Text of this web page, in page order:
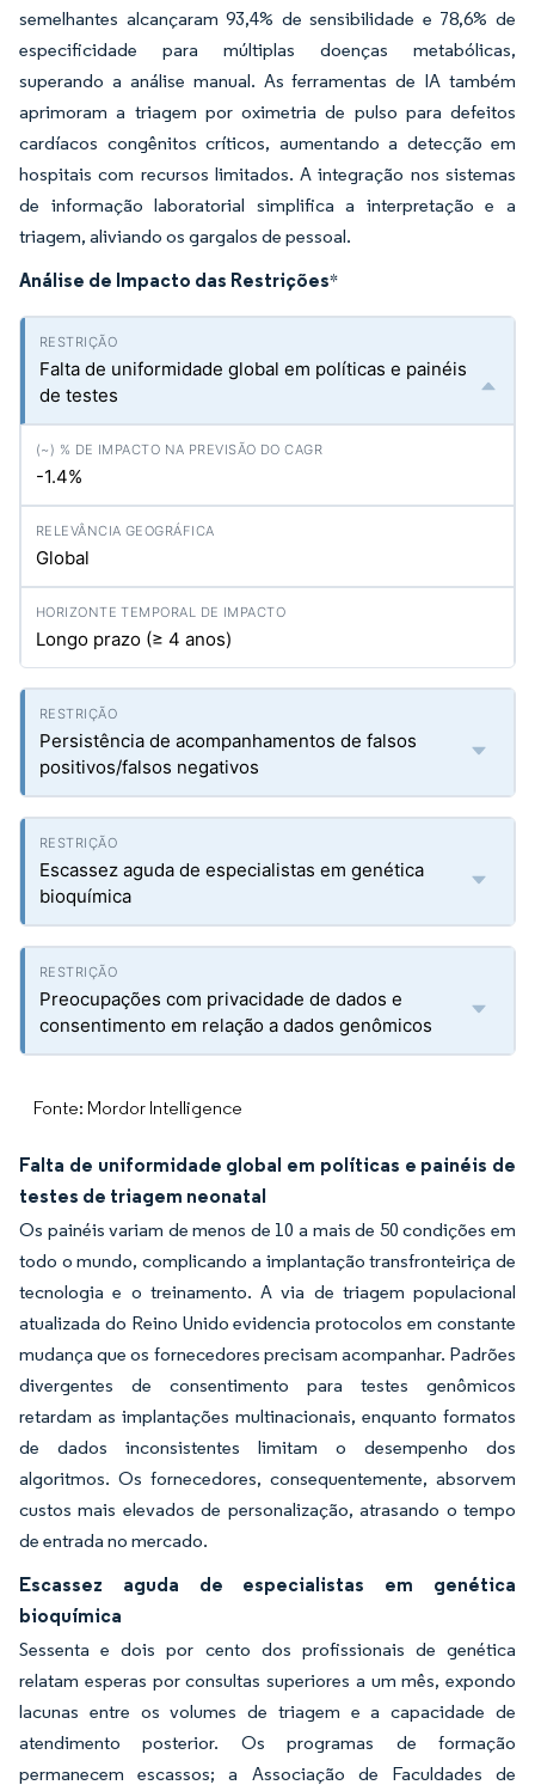
semelhantes alcançaram 93,4% de sensibilidade e 78,6% de
especificidade para múltiplas doenças metabólicas,
superando a análise manual. As ferramentas de IA também
aprimoram a triagem por oximetria de pulso para defeitos
cardíacos congênitos críticos, aumentando a detecção em
hospitais com recursos limitados. A integração nos sistemas
de informação laboratorial simplifica a interpretação e a
triagem, aliviando os gargalos de pessoal.
Análise de Impacto das Restrições*
Falta de uniformidade global em políticas e painéis
de testes
-1.4%
Global
Longo prazo (≥ 4 anos)
Persistência de acompanhamentos de falsos
positivos/falsos negativos
Escassez aguda de especialistas em genética
bioquímica
Preocupações com privacidade de dados e
consentimento em relação a dados genômicos
Fonte: Mordor Intelligence
Falta de uniformidade global em políticas e painéis de
testes de triagem neonatal
Os painéis variam de menos de 10 a mais de 50 condições em
todo o mundo, complicando a implantação transfronteiriça de
tecnologia e o treinamento. A via de triagem populacional
atualizada do Reino Unido evidencia protocolos em constante
mudança que os fornecedores precisam acompanhar. Padrões
divergentes de consentimento para testes genômicos
retardam as implantações multinacionais, enquanto formatos
de dados inconsistentes limitam o desempenho dos
algoritmos. Os fornecedores, consequentemente, absorvem
custos mais elevados de personalização, atrasando o tempo
de entrada no mercado.
Escassez aguda de especialistas em genética
bioquímica
Sessenta e dois por cento dos profissionais de genética
relatam esperas por consultas superiores a um mês, expondo
lacunas entre os volumes de triagem e a capacidade de
atendimento posterior. Os programas de formação
permanecem escassos; a Associação de Faculdades de